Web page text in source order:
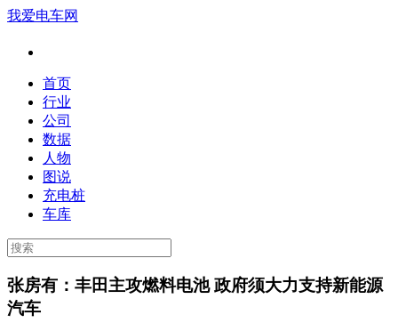
我爱电车网
首页
行业
公司
数据
人物
图说
充电桩
车库
张房有：丰田主攻燃料电池 政府须大力支持新能源
汽车